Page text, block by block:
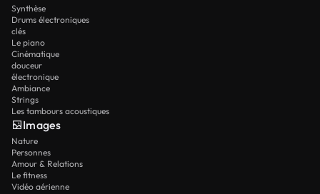
Synthèse
Drums électroniques
clés
Le piano
Cinématique
douceur
électronique
Ambiance
Strings
Les tambours acoustiques
Images
Nature
Personnes
Amour & Relations
Le fitness
Vidéo aérienne